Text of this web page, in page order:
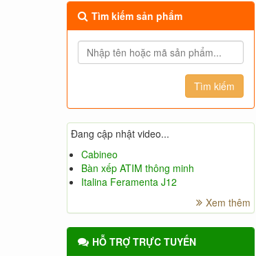
Tìm kiếm sản phẩm
Đang cập nhật video...
Cabineo
Bàn xếp ATIM thông minh
Italina Feramenta J12
Xem thêm
HỖ TRỢ TRỰC TUYẾN